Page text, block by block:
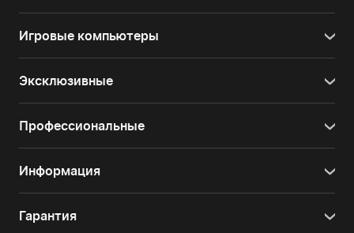
Игровые компьютеры
Эксклюзивные
Профессиональные
Информация
Гарантия